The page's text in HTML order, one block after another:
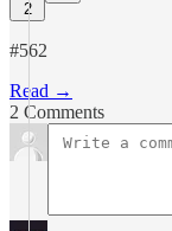
2
#562
Read →
2 Comments